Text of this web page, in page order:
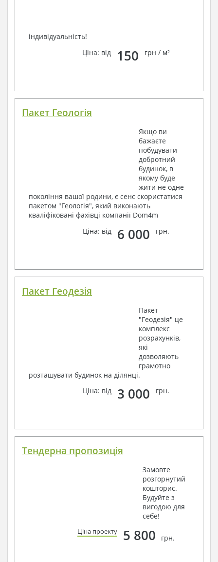
індивідуальність!
Ціна: від
150 грн / м²
Пакет Геологія
Якщо ви
бажаєте
побудувати
добротний
будинок, в
якому буде
жити не одне
покоління вашої родини, є сенс скористатися
пакетом "Геологія", який виконають
кваліфіковані фахівці компанії Dom4m
Ціна: від
6 000 грн.
Пакет Геодезія
Пакет
"Геодезія" це
комплекс
розрахунків,
які
дозволяють
грамотно
розташувати будинок на ділянці.
Ціна: від
3 000 грн.
Тендерна пропозиція
Замовте
розгорнутий
кошторис.
Будуйте з
вигодою для
себе!
Ціна проекту 5 800 грн.